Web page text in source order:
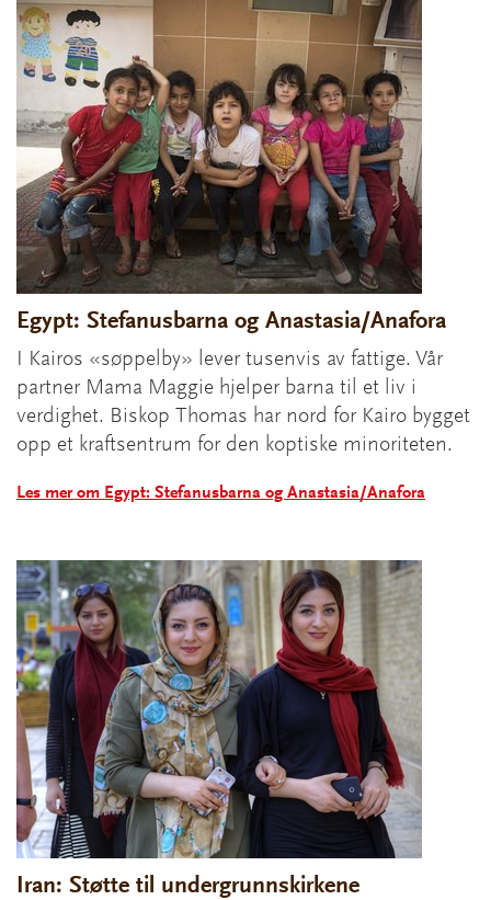
Egypt: Stefanusbarna og Anastasia/Anafora
I Kairos «søppelby» lever tusenvis av fattige. Vår
partner Mama Maggie hjelper barna til et liv i
verdighet. Biskop Thomas har nord for Kairo bygget
opp et kraftsentrum for den koptiske minoriteten.
Les mer om Egypt: Stefanusbarna og Anastasia/Anafora
Iran: Støtte til undergrunnskirkene